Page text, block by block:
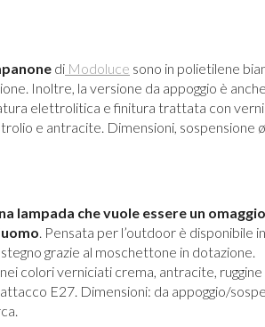
di Modoluce sono in polietilene
Inoltre, la versione da appoggio è
elettrolitica e finitura trattata con
e antracite. Dimensioni, sospensione
lampada che vuole essere un
. Pensata per l’outdoor è disponibile
grazie al moschettone in dotazione.
colori verniciati crema, antracite,
E27. Dimensioni: da appoggio/